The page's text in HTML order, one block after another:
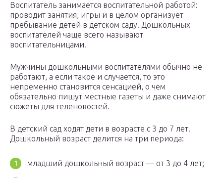
Воспитатель занимается воспитательной работой:
проводит занятия, игры и в целом организует
пребывание детей в детском саду. Дошкольных
воспитателей чаще всего называют
воспитательницами.
Мужчины дошкольными воспитателями обычно не
работают, а если такое и случается, то это
непременно становится сенсацией, о чем
обязательно пишут местные газеты и даже снимают
сюжеты для теленовостей.
В детский сад ходят дети в возрасте с 3 до 7 лет.
Дошкольный возраст делится на три периода:
младший дошкольный возраст — от 3 до 4 лет;